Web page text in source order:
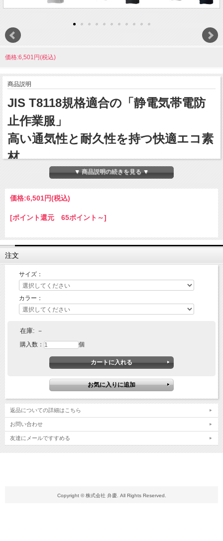
価格:6,501円(税込)
商品説明
JIS T8118規格適合の「静電気帯電防
止作業服」
高い通気性と耐久性を持つ快適エコ素
材
・軽量性、ストレッチ、通気性
・反射機能
・布帛でありながらストレッチ性と肌離れ性を備えた快適な着心地を実現。
・エコディア(R)を採用し、環境にも配慮。
・経糸にシャミラン(R)、緯糸にライトフィックス(R)を使用し、高い通気性と耐久
■両脇ウエストゴム仕様
■反射機能
◆ストレッチ
◆吸汗速乾
【素材 シャミランバイオライトフィックス (導電糸入)】
【混率 ポリエステル100%】
【用途 作業・アウトドア・レジャー・ゴルフ・釣りなど】
【カラー 21.シルバーグレー、25.チャコールグレー、45.ネイビー、55.セージグリ
ーン、75.バーガンディ】
【サイズ SS S M L LL 3L 4L】
SS-3Lサイズはこちら
※モニターやブラウザなどの環境により、質感やお色が実物と異なる場合がございま
▼ 商品説明の続きを見る ▼
価格:6,501円(税込)
[ポイント還元 65ポイント～]
注文
サイズ：
カラー：
在庫: －
購入数： 個
返品についての詳細はこちら
お問い合わせ
友達にメールですすめる
Copyright © 株式会社 弁慶. All Rights Reserved.